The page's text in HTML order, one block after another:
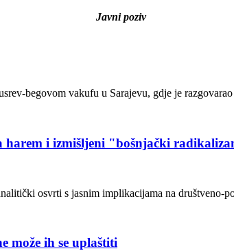
Javni poziv
begovom vakufu u Sarajevu, gdje je
harem i izmišljeni "bošnjački
osvrti s jasnim implikacijama na društveno-
može ih se uplaštiti